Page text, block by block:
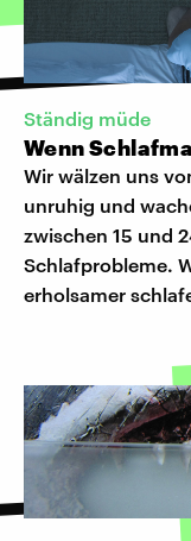
Ständig müde
Wenn
Wir wälzen uns
unruhig und
zwischen 15 und
Schlafprobleme.
erholsamer